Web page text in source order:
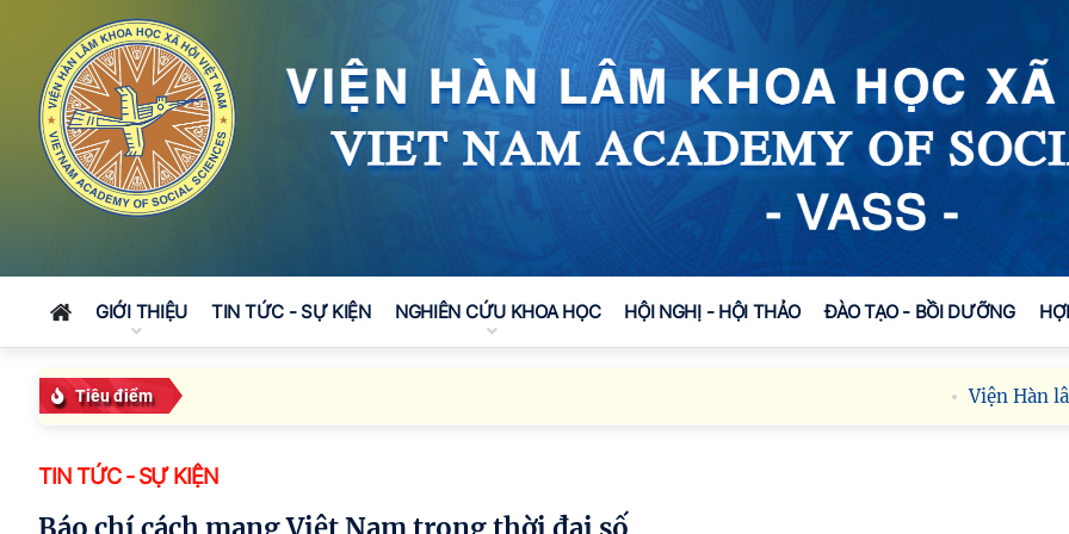
GIỚI THIỆU TIN TỨC - SỰ KIỆN NGHIÊN CỨU KHOA HỌC HỘI NGHỊ - HỘI THẢO ĐÀO TẠO - BỒI DƯỠNG
Tiêu điểm Viện Hàn lâm
TIN TỨC - SỰ KIỆN